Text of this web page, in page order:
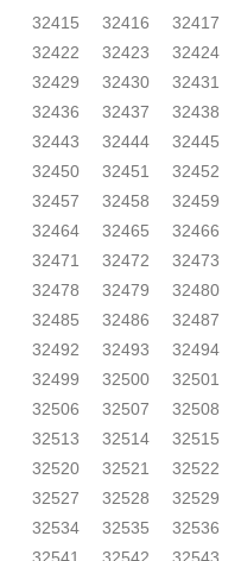
32415
32416 32417
32422
32423 32424
32429
32430 32431
32436
32437 32438
32443
32444 32445
32450
32451 32452
32457
32458 32459
32464
32465 32466
32471
32472 32473
32478
32479 32480
32485
32486 32487
32492
32493 32494
32499
32500 32501
32506
32507 32508
32513
32514 32515
32520
32521 32522
32527
32528 32529
32534
32535 32536